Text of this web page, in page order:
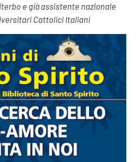
e già assistente nazionale
Cattolici Italiani